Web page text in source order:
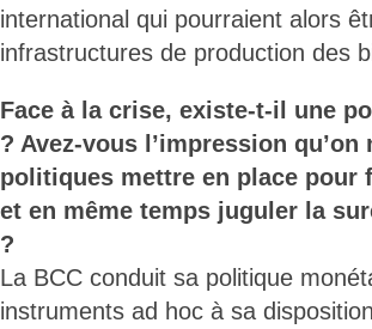
international qui pourraient alors
infrastructures de production des
Face à la crise, existe-t-il une
? Avez-vous l’impression
politiques mettre en place pour
et en même temps juguler la
?
La BCC conduit sa politique
instruments ad hoc à sa